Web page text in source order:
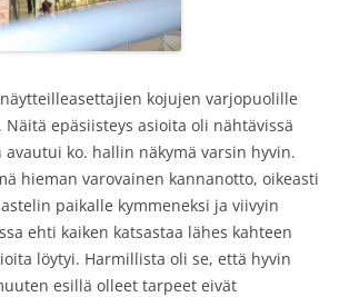
kojujen varjopuolille
epäsiisteys asioita oli nähtävissä
ko. hallin näkymä varsin hyvin.
hieman varovainen kannanotto, oikeasti
paikalle kymmeneksi ja viivyin
ehti kaiken katsastaa lähes kahteen
löytyi. Harmillista oli se, että hyvin
esillä olleet tarpeet eivät